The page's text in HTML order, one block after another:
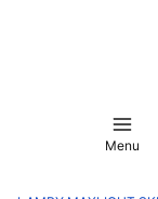
Menu